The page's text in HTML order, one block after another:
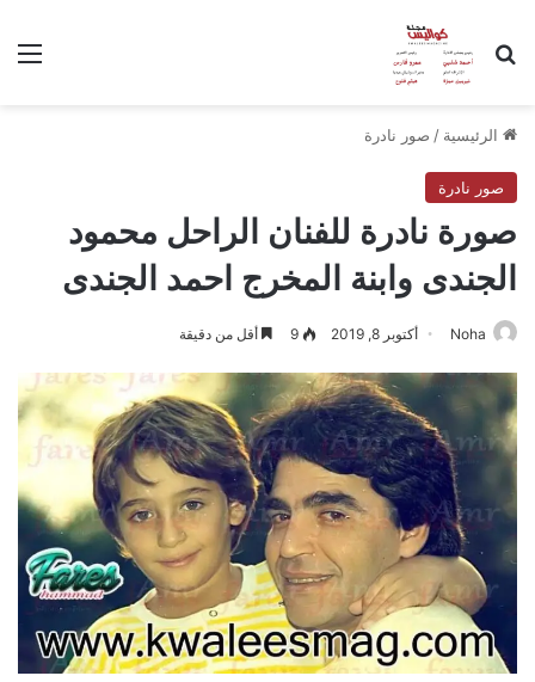
بحث عن
الرئيسية / صور نادرة
صور نادرة
صورة نادرة للفنان الراحل محمود
الجندى وابنة المخرج احمد الجندى
Noha أكتوبر 8, 2019 9 أقل من دقيقة